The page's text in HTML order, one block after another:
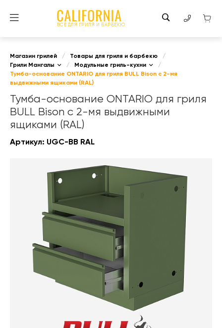
ВСЕ ДЛЯ ГРИЛЯ И БАРБЕКЮ
Магазин грилей / Товары для гриля и барбекю
/
Грили Мангалы
/ Модульные гриль-кухни
/
Тумба-основание ONTARIO для гриля BULL Bison с 2-мя
выдвижными ящиками (RAL)
Тумба-основание ONTARIO для гриля
BULL Bison с 2-мя выдвижными
ящиками (RAL)
Артикул: UGC-BВ RAL